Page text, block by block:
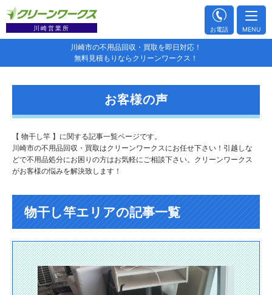
川崎市の不用品回収・買取を即日対応！
無料見積もりならクリーンワークス！
川崎営業所 お電話 MENU
お客様の声
【 物干し竿 】に関する記事一覧ページです。
川崎市の不用品回収・買取はクリーンワークスにお任せ下さい！引越しな
どで不用品処分にお困りの方はお気軽にご相談下さい。クリーンワークス
がお客様の悩みを解決致します！
物干し竿エリアの記事一覧